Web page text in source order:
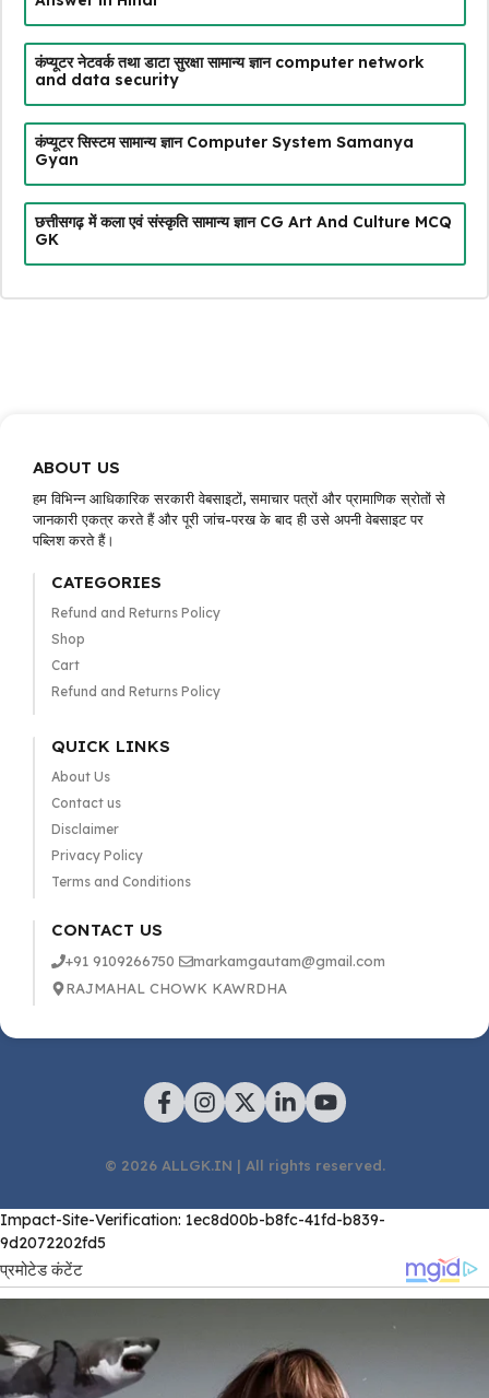
कंप्यूटर नेटवर्क तथा डाटा सुरक्षा सामान्य ज्ञान computer network
and data security
कंप्यूटर सिस्टम सामान्य ज्ञान Computer System Samanya
Gyan
छत्तीसगढ़ में कला एवं संस्कृति सामान्य ज्ञान CG Art And Culture MCQ
GK
ABOUT US
हम विभिन्न आधिकारिक सरकारी वेबसाइटों, समाचार पत्रों और प्रामाणिक स्रोतों से
जानकारी एकत्र करते हैं और पूरी जांच-परख के बाद ही उसे अपनी वेबसाइट पर
पब्लिश करते हैं।
CATEGORIES
Refund and Returns Policy
Shop
Cart
Refund and Returns Policy
QUICK LINKS
About Us
Contact us
Disclaimer
Privacy Policy
Terms and Conditions
CONTACT US
+91 9109266750
markamgautam@gmail.com
RAJMAHAL CHOWK KAWRDHA
© 2026 ALLGK.IN | All rights reserved.
Impact-Site-Verification: 1ec8d00b-b8fc-41fd-b839-
9d2072202fd5